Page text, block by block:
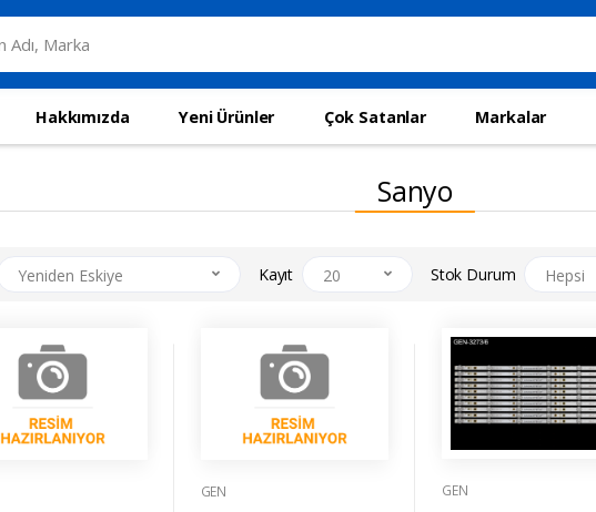
Hakkımızda Yeni Ürünler Çok Satanlar Markalar
Sanyo
Yeniden Eskiye Kayıt 20 Stok Durum Hepsi
GEN GEN